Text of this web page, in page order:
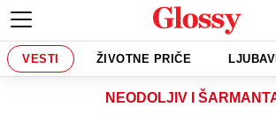
VESTI ŽIVOTNE PRIČE
NEODOLJIV I